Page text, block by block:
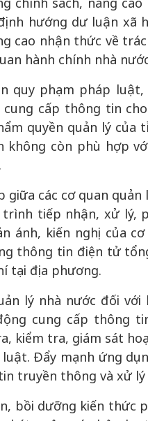
hướng dư luận xã
cao nhận thức về
hành chính nhà
quy phạm pháp
cấp thông tin
quyền quản lý của
không còn phù hợp
giữa các cơ quan
tiếp nhận, xử lý,
ánh, kiến nghị của
thông tin điện tử
tại địa phương.
lý nhà nước đối
cung cấp thông
kiểm tra, giám sát
Đẩy mạnh ứng
truyền thông và xử
bồi dưỡng kiến thức